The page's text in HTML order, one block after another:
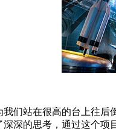
们站在很高的台上往
深的思考，通过这个